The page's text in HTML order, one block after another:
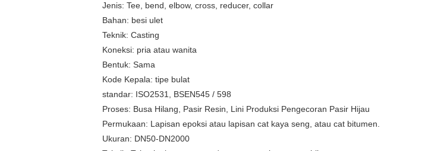
Jenis: Tee, bend, elbow, cross, reducer, collar
Bahan: besi ulet
Teknik: Casting
Koneksi: pria atau wanita
Bentuk: Sama
Kode Kepala: tipe bulat
standar: ISO2531, BSEN545 / 598
Proses: Busa Hilang, Pasir Resin, Lini Produksi Pengecoran Pasir Hijau
Permukaan: Lapisan epoksi atau lapisan cat kaya seng, atau cat bitumen.
Ukuran: DN50-DN2000